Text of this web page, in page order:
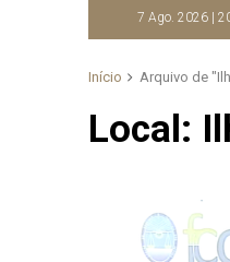
7 Ago. 2026 |
Início Arquivo de
Local: